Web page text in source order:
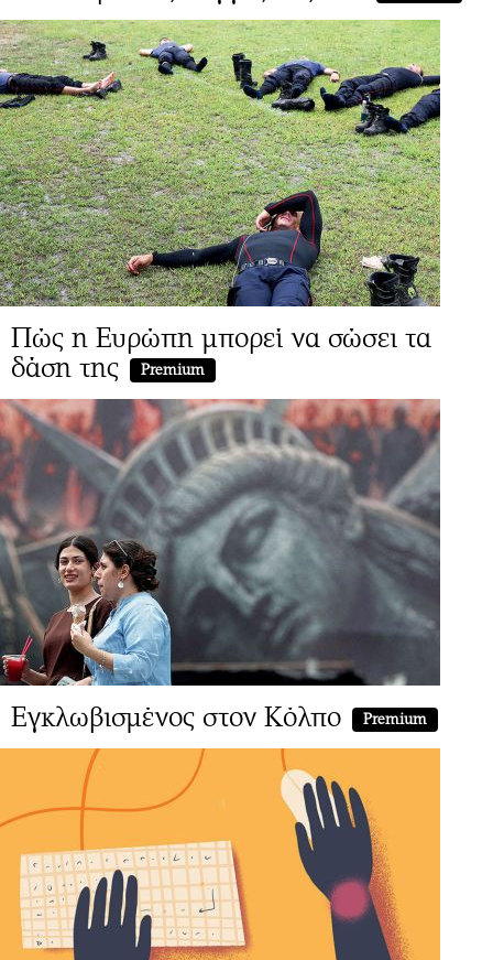
Πώς η Ευρώπη μπορεί να σώσει τα
δάση της
Premium
Εγκλωβισμένος στον Κόλπο Premium